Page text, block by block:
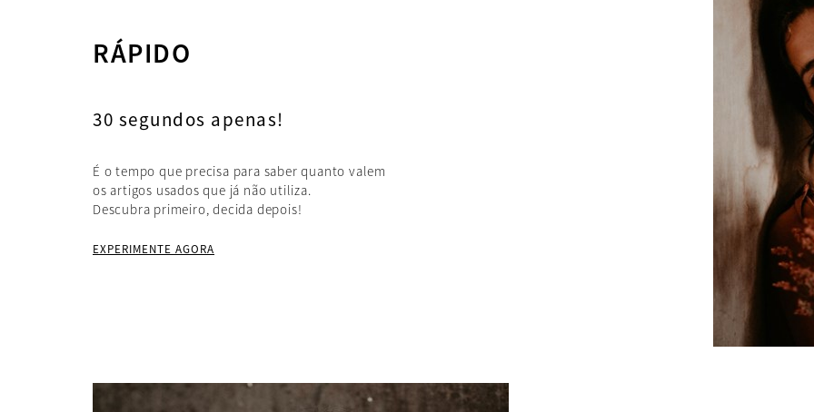
RÁPIDO
30 segundos apenas!
É o tempo que precisa para saber quanto valem
os artigos usados que já não utiliza.
Descubra primeiro, decida depois!
EXPERIMENTE AGORA